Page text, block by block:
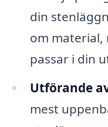
din
om material,
passar i din
Utförande
mest